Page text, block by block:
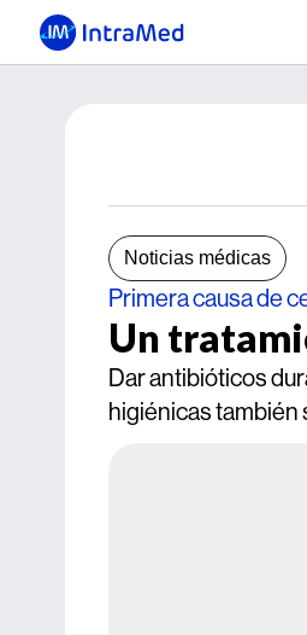
Noticias médicas
Primera causa de
Un
Dar antibióticos
higiénicas también